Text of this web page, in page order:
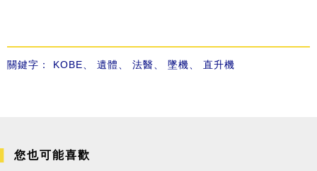
關鍵字： KOBE 遺體 法醫 墜機 直升機
您也可能喜歡